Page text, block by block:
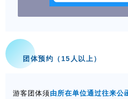
团体预约（15人以上）
游客团体须由所在单位通过往来公